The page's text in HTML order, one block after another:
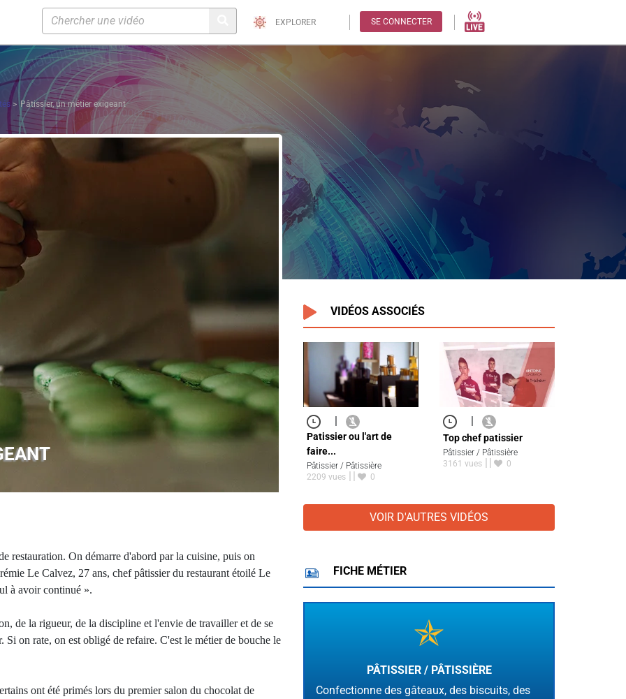
EXPLORER SE CONNECTER
Pâtissier, un métier exigeant
restauration. On démarre d'abord par la cuisine, puis on
Le Calvez, 27 ans, chef pâtissier du restaurant étoilé Le
à avoir continué ».
de la rigueur, de la discipline et l'envie de travailler et de se
Si on rate, on est obligé de refaire. C'est le métier de bouche le
ont été primés lors du premier salon du chocolat de
VIDÉOS ASSOCIÉS
|
Patissier ou l'art de
faire...
Pâtissier / Pâtissière
2209 vues
0
|
Top chef patissier
Pâtissier / Pâtissière
3161 vues
0
VOIR D'AUTRES VIDÉOS
FICHE MÉTIER
PÂTISSIER / PÂTISSIÈRE
Confectionne des gâteaux, des biscuits, des